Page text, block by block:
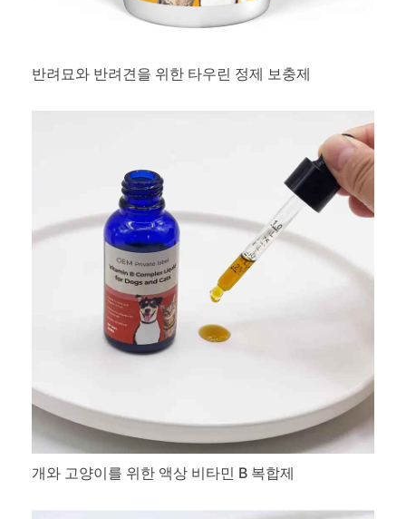
반려묘와 반려견을 위한 타우린 정제 보충제
개와 고양이를 위한 액상 비타민 B 복합제